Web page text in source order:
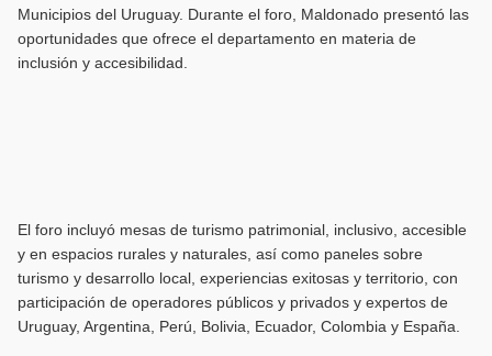
Municipios del Uruguay. Durante el foro, Maldonado presentó las
oportunidades que ofrece el departamento en materia de
inclusión y accesibilidad.
El foro incluyó mesas de turismo patrimonial, inclusivo, accesible
y en espacios rurales y naturales, así como paneles sobre
turismo y desarrollo local, experiencias exitosas y territorio, con
participación de operadores públicos y privados y expertos de
Uruguay, Argentina, Perú, Bolivia, Ecuador, Colombia y España.